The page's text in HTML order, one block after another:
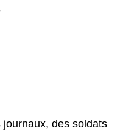
des soldats